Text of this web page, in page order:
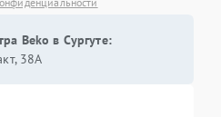
Beko в Сургуте:
38А